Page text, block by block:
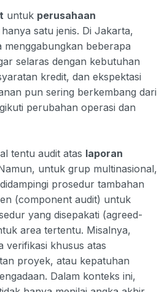
untuk perusahaan
satu jenis. Di Jakarta,
menggabungkan beberapa
selaras dengan kebutuhan
kredit, dan ekspektasi
pun sering berkembang dari
perubahan operasi dan
tentu audit atas laporan
untuk grup multinasional,
prosedur tambahan
(component audit) untuk
yang disepakati (agreed-
area tertentu. Misalnya,
verifikasi khusus atas
proyek, atau kepatuhan
Dalam konteks ini,